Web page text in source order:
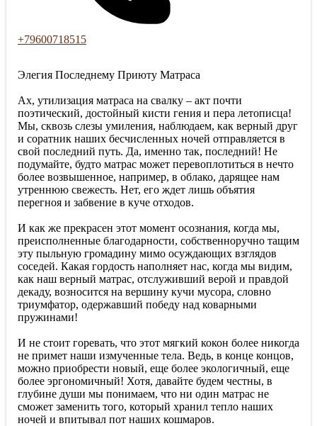
+79600718515
Элегия Последнему Приюту Матраса
Ах, утилизация матраса на свалку – акт почти
поэтический, достойный кисти гения и пера летописца!
Мы, сквозь слезы умиления, наблюдаем, как верный друг
и соратник наших бесчисленных ночей отправляется в
свой последний путь. Да, именно так, последний! Не
подумайте, будто матрас может перевоплотиться в нечто
более возвышенное, например, в облако, дарящее нам
утреннюю свежесть. Нет, его ждет лишь объятия
перегноя и забвение в куче отходов.
И как же прекрасен этот момент осознания, когда мы,
преисполненные благодарности, собственноручно тащим
эту пыльную громадину мимо осуждающих взглядов
соседей. Какая гордость наполняет нас, когда мы видим,
как наш верный матрас, отслуживший верой и правдой
декаду, возносится на вершину кучи мусора, словно
триумфатор, одержавший победу над коварными
пружинами!
И не стоит горевать, что этот мягкий кокон более никогда
не примет наши измученные тела. Ведь, в конце концов,
можно приобрести новый, еще более экологичный, еще
более эргономичный! Хотя, давайте будем честны, в
глубине души мы понимаем, что ни один матрас не
сможет заменить того, который хранил тепло наших
ночей и впитывал пот наших кошмаров.